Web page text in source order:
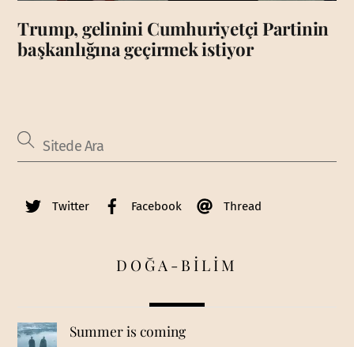
Trump, gelinini Cumhuriyetçi Partinin
başkanlığına geçirmek istiyor
Twitter Facebook Thread
DOĞA-BİLİM
Summer is coming